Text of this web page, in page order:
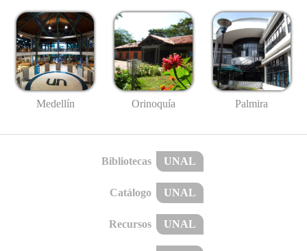
Medellín Orinoquía Palmira
Bibliotecas UNAL
Catálogo UNAL
Recursos UNAL